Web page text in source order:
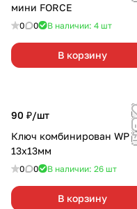
мини FORCE
0 0 В наличии: 4 шт
В корзину
90 ₽/шт
Ключ комбинирован WP
13х13мм
0 0 В наличии: 26 шт
В корзину